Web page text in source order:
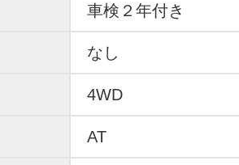
車検２年付き
なし
4WD
AT